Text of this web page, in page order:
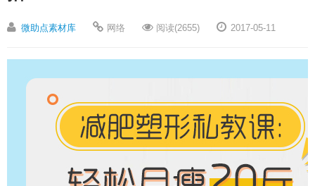
微助点素材库 网络 阅读(2655) 2017-05-11